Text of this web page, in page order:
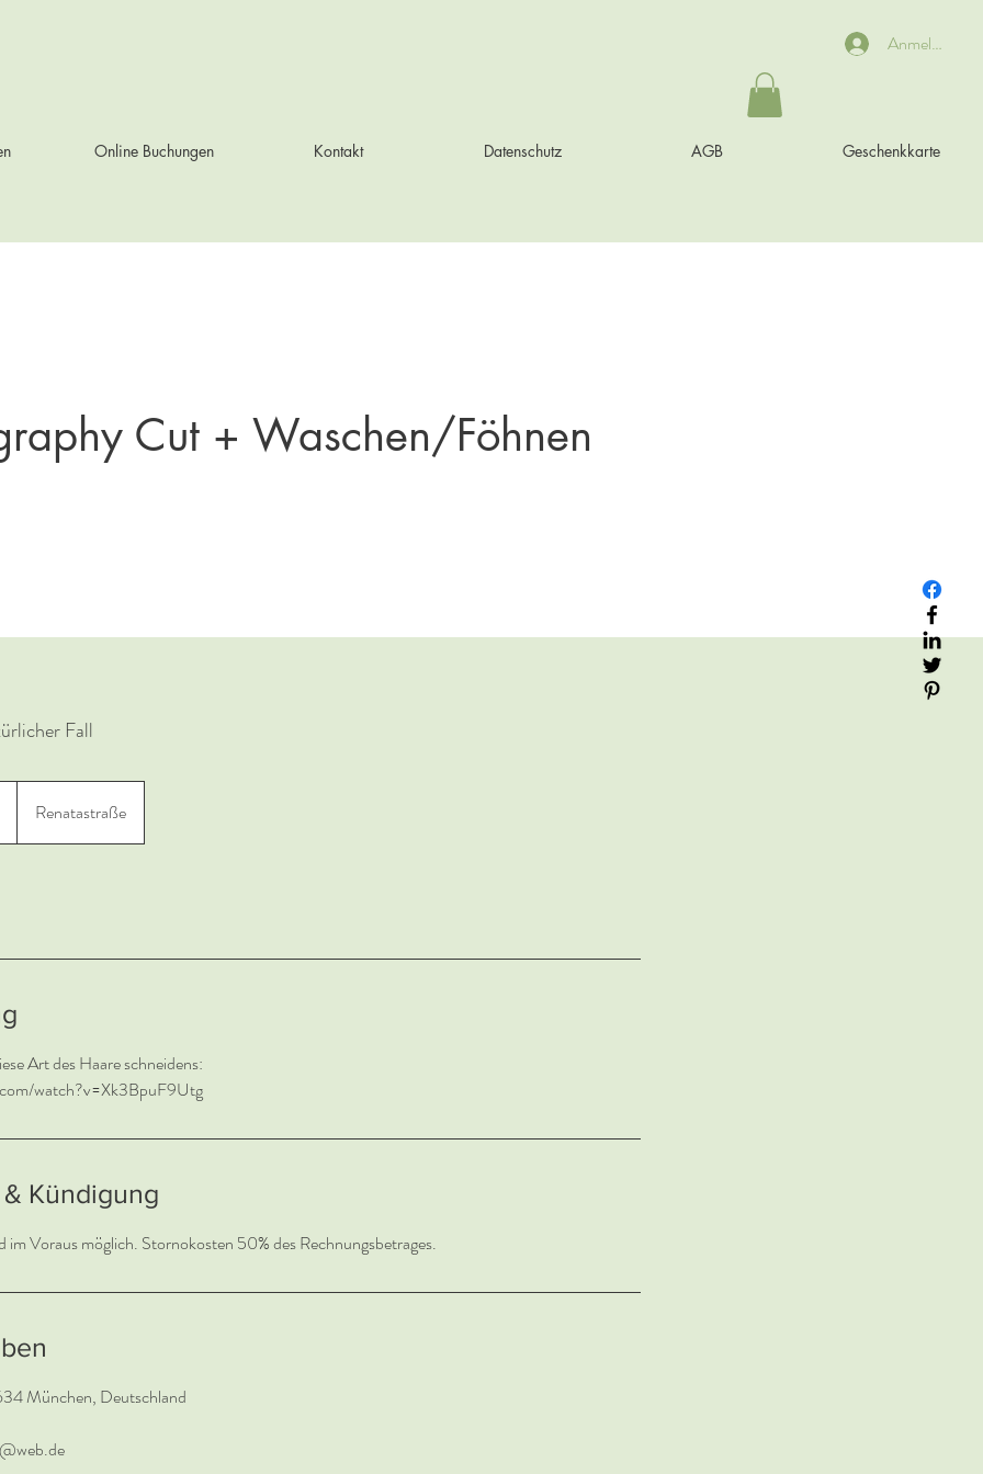
Anmelden
Online Buchungen Kontakt Datenschutz AGB Geschenkkarte
Cut + Waschen/Föhnen
Fall
Renatastraße
Art des Haare schneidens:
watch?v=Xk3BpuF9Utg
Kündigung
München, Deutschland